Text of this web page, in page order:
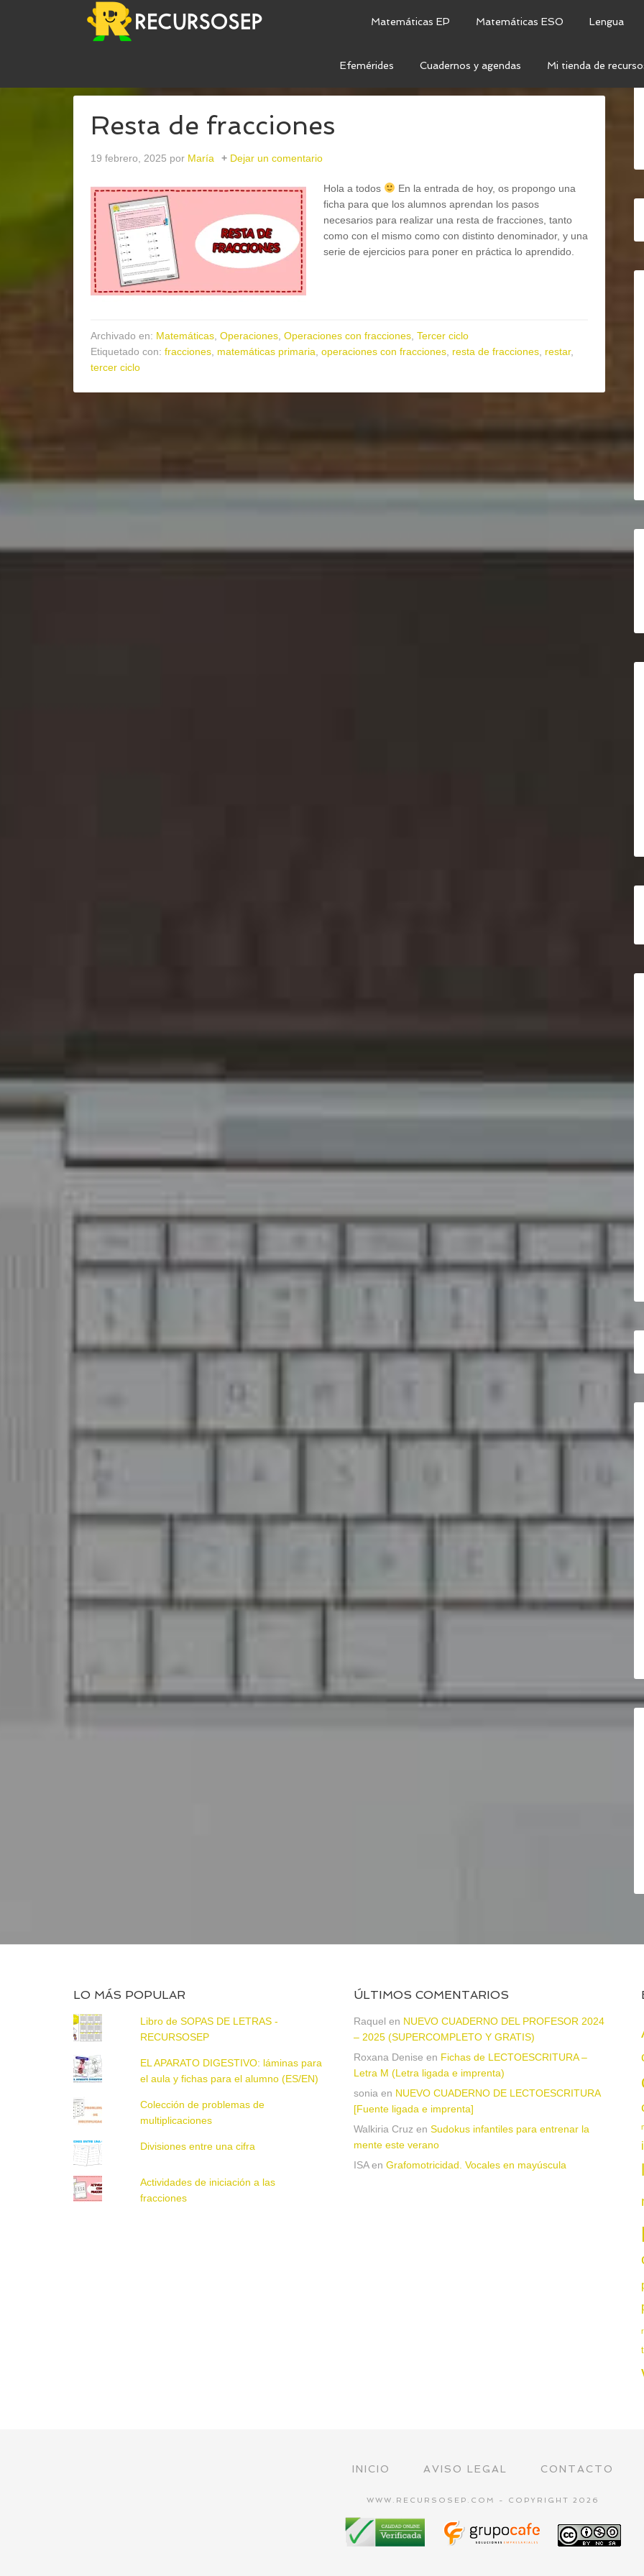
Matemáticas EP Matemáticas ESO Lengua
Efemérides Cuadernos y agendas Mi tienda de
Resta de fracciones
19 febrero, 2025 por María Dejar un comentario
Hola a todos
En la entrada de hoy, os propongo una
ficha para que los alumnos aprendan los pasos
necesarios para realizar una resta de fracciones, tanto
como con el mismo como con distinto denominador, y una
serie de ejercicios para poner en práctica lo aprendido.
Archivado en: Matemáticas Operaciones Operaciones con fracciones Tercer ciclo
Etiquetado con: fracciones matemáticas primaria operaciones con fracciones resta de fracciones restar,
tercer ciclo
LO MÁS POPULAR
Libro de SOPAS DE LETRAS -
RECURSOSEP
EL APARATO DIGESTIVO: láminas para
el aula y fichas para el alumno (ES/EN)
Colección de problemas de
multiplicaciones
Divisiones entre una cifra
Actividades de iniciación a las
fracciones
ÚLTIMOS COMENTARIOS
Raquel en NUEVO CUADERNO DEL PROFESOR 2024
– 2025 (SUPERCOMPLETO Y GRATIS)
Roxana Denise en Fichas de LECTOESCRITURA –
Letra M (Letra ligada e imprenta)
sonia en NUEVO CUADERNO DE LECTOESCRITURA
[Fuente ligada e imprenta]
Walkiria Cruz en Sudokus infantiles para entrenar la
mente este verano
ISAen Grafomotricidad. Vocales en mayúscula
INICIO AVISO LEGAL CONTACTO
WWW.RECURSOSEP.COM - COPYRIGHT 2026